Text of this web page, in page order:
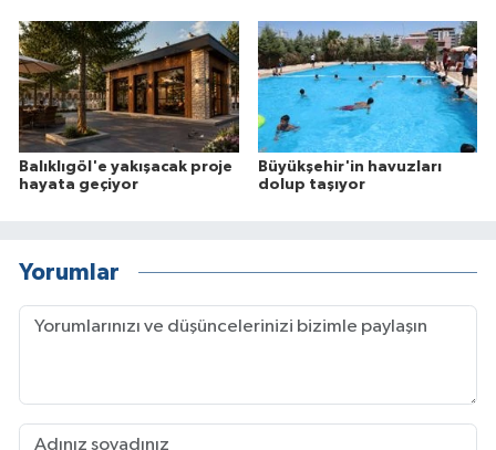
Balıklıgöl'e yakışacak proje
hayata geçiyor
Büyükşehir'in havuzları
dolup taşıyor
Yorumlar